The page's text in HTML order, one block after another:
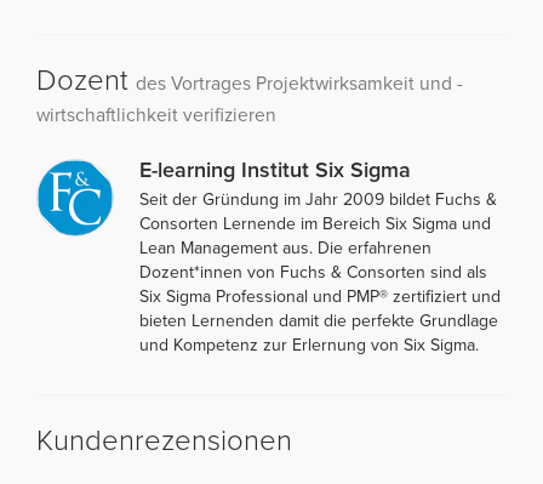
Dozent des Vortrages Projektwirksamkeit und -
wirtschaftlichkeit verifizieren
E-learning Institut Six Sigma
Seit der Gründung im Jahr 2009 bildet Fuchs &
Consorten Lernende im Bereich Six Sigma und
Lean Management aus. Die erfahrenen
Dozent*innen von Fuchs & Consorten sind als
Six Sigma Professional und PMP® zertifiziert und
bieten Lernenden damit die perfekte Grundlage
und Kompetenz zur Erlernung von Six Sigma.
Kundenrezensionen